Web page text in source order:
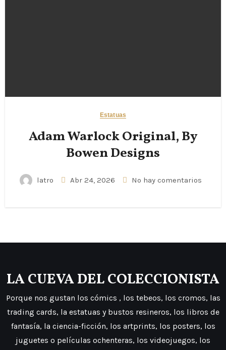
Estatuas
Adam Warlock Original, By
Bowen Designs
latro Abr 24, 2026 No hay comentarios
LA CUEVA DEL COLECCIONISTA
Porque nos gustan los cómics , los tebeos, los cromos, las
trading cards, la estatuas y bustos resineros, los libros de
fantasía, la ciencia-ficción, los artprints, los posters, los
juguetes o películas ochenteras, los videojuegos, los